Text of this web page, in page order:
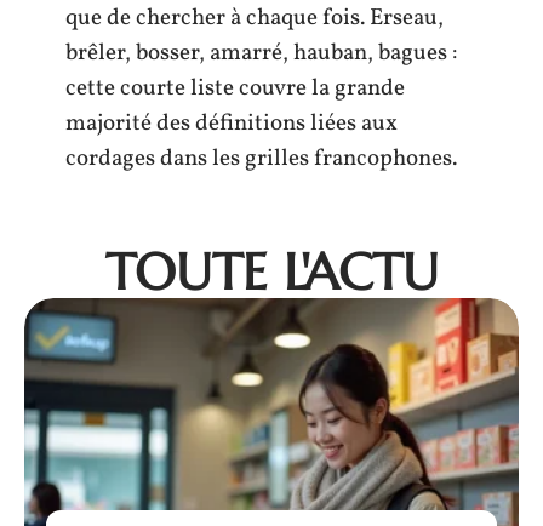
que de chercher à chaque fois. Erseau,
brêler, bosser, amarré, hauban, bagues :
cette courte liste couvre la grande
majorité des définitions liées aux
cordages dans les grilles francophones.
TOUTE L'ACTU